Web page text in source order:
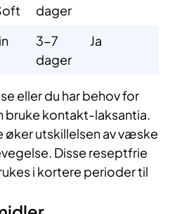
dager
3-7
dager
Ja
eller du har behov for
bruke kontakt-laksantia.
øker utskillelsen av væske
Disse reseptfrie
i kortere perioder til